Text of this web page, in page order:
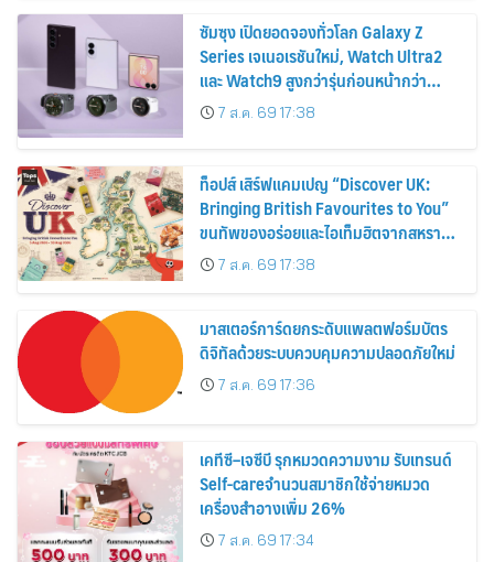
ซัมซุง เปิดยอดจองทั่วโลก Galaxy Z
Series เจเนอเรชันใหม่, Watch Ultra2
และ Watch9 สูงกว่ารุ่นก่อนหน้ากว่า
30%7 ส.ค. 69 17:38
ท็อปส์ เสิร์ฟแคมเปญ “Discover UK:
Bringing British Favourites to You”
ขนทัพของอร่อยและไอเท็มฮิตจากสหราช
อาณาจักร ส่งตรงถึงมือตั้งแต่วันนี้ – 18
สิงหาคมนี้
7 ส.ค. 69 17:38
มาสเตอร์การ์ดยกระดับแพลตฟอร์มบัตร
ดิจิทัลด้วยระบบควบคุมความปลอดภัยใหม่
7 ส.ค. 69 17:36
เคทีซี–เจซีบี รุกหมวดความงาม รับเทรนด์
Self-careจำนวนสมาชิกใช้จ่ายหมวด
เครื่องสำอางเพิ่ม 26%
7 ส.ค. 69 17:34